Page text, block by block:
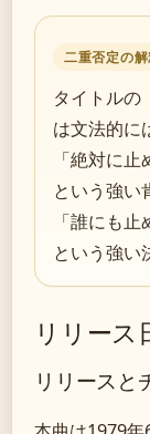
二重否定の
タイトルの
は文法的に
「絶対に止
という強い
「誰にも止
という強い
リリース
リリースと